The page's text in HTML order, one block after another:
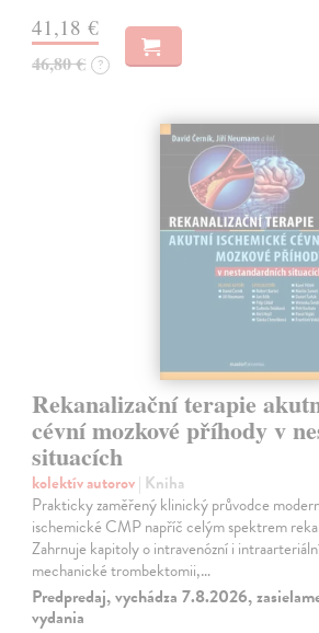
41,18 €
46,80 € ?
Rekanalizační terapie
cévní mozkové příhody v
situacích
kolektív autorov| Kniha
Prakticky zaměřený klinický průvodce
ischemické CMP napříč celým spektrem
Zahrnuje kapitoly o intravenózní i
mechanické trombektomii,…
Predpredaj, vychádza 7.8.2026,
vydania